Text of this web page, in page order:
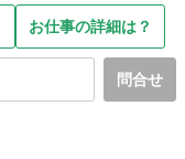
お仕事の詳細は？
問合せ